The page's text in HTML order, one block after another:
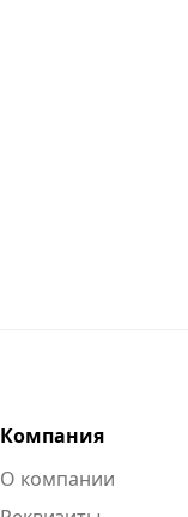
Компания
О компании